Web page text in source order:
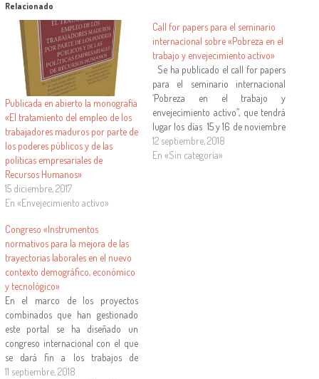
Relacionado
Publicada en abierto la monografía
«El tratamiento del empleo de los
trabajadores maduros por parte de
los poderes públicos y de las
políticas empresariales de
Recursos Humanos»
15 diciembre, 2017
En «Envejecimiento activo»
Call for papers para el seminario
internacional sobre «Pobreza en el
trabajo y envejecimiento activo»
Se ha publicado el call for papers
para el seminario internacional
‘Pobreza en el trabajo y
envejecimiento activo”, que tendrá
lugar los días 15 y 16 de noviembre
de 2018 en el Salón de grados
Facultad de Derecho de la
12 septiembre, 2018
En «Sin categoría»
Congreso «Instrumentos
normativos para la mejora de las
trayectorias laborales en el nuevo
contexto demográfico, económico
y tecnológico»
En el marco de los proyectos
combinados que han gestionado
este portal se ha diseñado un
congreso internacional con el que
se dará fin a los trabajos de
investigación y se presentarán sus
11 septiembre, 2018